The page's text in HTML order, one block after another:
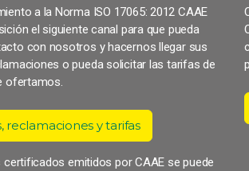
a la Norma ISO 17065: 2012 CAAE
el siguiente canal para que pueda
con nosotros y hacernos llegar sus
o pueda solicitar las tarifas de
ofertamos.
reclamaciones y tarifas
certificados emitidos por CAAE se puede